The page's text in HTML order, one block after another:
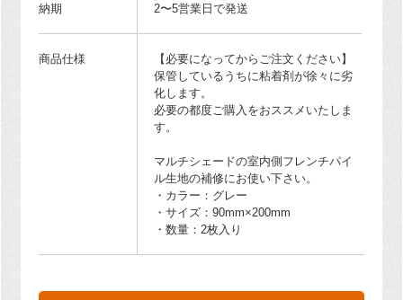
納期 2〜5営業日で発送
商品仕様
【必要になってからご注文ください】
保管しているうちに粘着剤が徐々に劣
化します。
必要の都度ご購入をおススメいたしま
す。
マルチシェードの室内側フレンチパイ
ル生地の補修にお使い下さい。
・カラー：グレー
・サイズ：90mm×200mm
・数量：2枚入り